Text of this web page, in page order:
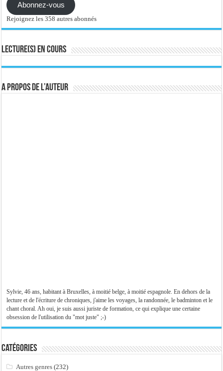
Abonnez-vous
Rejoignez les 358 autres abonnés
Lecture(s) en cours
A propos de l’auteur
Sylvie, 46 ans, habitant à Bruxelles, à moitié belge, à moitié espagnole. En dehors de la
lecture et de l'écriture de chroniques, j'aime les voyages, la randonnée, le badminton et le
chant choral. Ah oui, je suis aussi juriste de formation, ce qui explique une certaine
obsession de l'utilisation du "mot juste" ;-)
Catégories
Autres genres (232)